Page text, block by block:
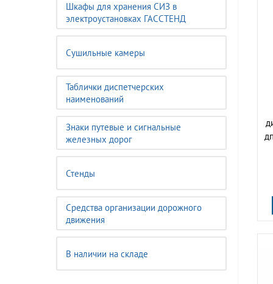
Шкафы для хранения СИЗ в
электроустановках ГАССТЕНД
Сушильные камеры
Таблички диспетчерских
наименований
Знаки путевые и сигнальные
железных дорог
Стенды
Средства организации дорожного
движения
В наличии на складе